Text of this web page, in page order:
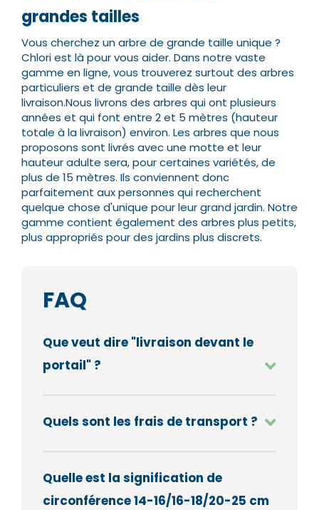
grandes tailles
Vous cherchez un arbre de grande taille unique ?
Chlori est là pour vous aider. Dans notre vaste
gamme en ligne, vous trouverez surtout des arbres
particuliers et de grande taille dès leur
livraison.Nous livrons des arbres qui ont plusieurs
années et qui font entre 2 et 5 mètres (hauteur
totale à la livraison) environ. Les arbres que nous
proposons sont livrés avec une motte et leur
hauteur adulte sera, pour certaines variétés, de
plus de 15 mètres. Ils conviennent donc
parfaitement aux personnes qui recherchent
quelque chose d'unique pour leur grand jardin. Notre
gamme contient également des arbres plus petits,
plus appropriés pour des jardins plus discrets.
FAQ
Que veut dire "livraison devant le
portail" ?
Quels sont les frais de transport ?
Quelle est la signification de
circonférence 14-16/16-18/20-25 cm